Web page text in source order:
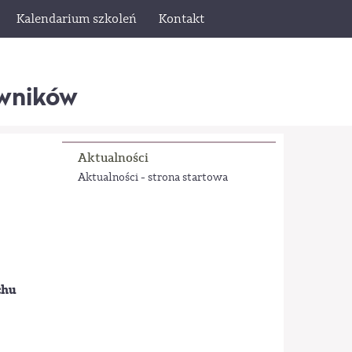
Kalendarium szkoleń Kontakt
Aktualności
Aktualności - strona startowa